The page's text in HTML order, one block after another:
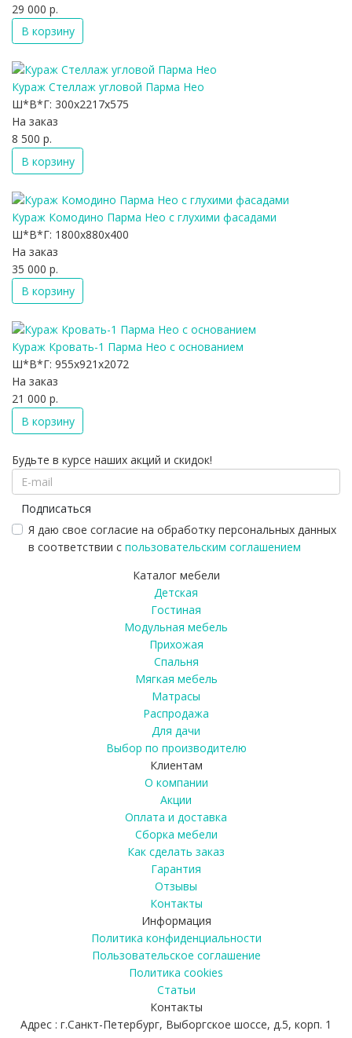
29 000 р.
В корзину
Кураж Стеллаж угловой Парма Нео
Ш*В*Г: 300x2217x575
На заказ
8 500 р.
В корзину
Кураж Комодино Парма Нео с глухими фасадами
Ш*В*Г: 1800x880x400
На заказ
35 000 р.
В корзину
Кураж Кровать-1 Парма Нео с основанием
Ш*В*Г: 955x921x2072
На заказ
21 000 р.
В корзину
Будьте в курсе наших акций и скидок!
Подписаться
Я даю свое согласие на обработку персональных данных
в соответствии с пользовательским соглашением
Каталог мебели
Детская
Гостиная
Модульная мебель
Прихожая
Спальня
Мягкая мебель
Матрасы
Распродажа
Для дачи
Выбор по производителю
Клиентам
О компании
Акции
Оплата и доставка
Сборка мебели
Как сделать заказ
Гарантия
Отзывы
Контакты
Информация
Политика конфиденциальности
Пользовательское соглашение
Политика cookies
Статьи
Контакты
Адрес : г.Санкт-Петербург, Выборгское шоссе, д.5, корп. 1